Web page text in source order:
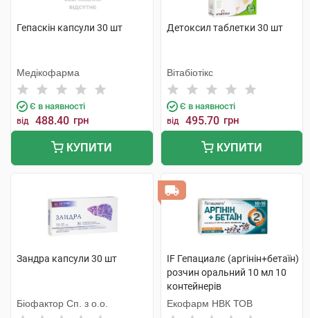
Гепаскін капсули 30 шт
Медікофарма
Є в наявності
від 488.40 грн
КУПИТИ
Детоксил таблетки 30 шт
Вітабіотікс
Є в наявності
від 495.70 грн
КУПИТИ
Зандра капсули 30 шт
Біофактор Сп. з о.о.
IF Гепациалє (аргінін+бетаїн)
розчин оральний 10 мл 10
контейнерів
Екофарм НВК ТОВ